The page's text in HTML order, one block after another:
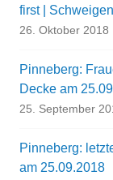
first |
26. Oktober 2018
Pinneberg:
Decke am
25. September
Pinneberg:
am 25.09.2018